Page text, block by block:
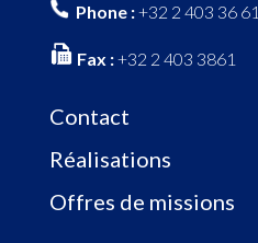
Phone :+32 2 403 36 61
Fax :+32 2 403 3861
Contact
Réalisations
Offres de missions